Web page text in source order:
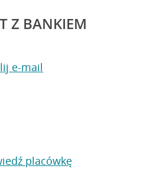
Z BANKIEM
e-mail
placówkę